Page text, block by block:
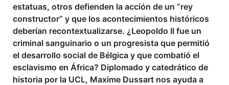
estatuas, otros defienden la acción de un “rey
constructor” y que los acontecimientos históricos
deberían recontextualizarse. ¿Leopoldo II fue un
criminal sanguinario o un progresista que permitió
el desarrollo social de Bélgica y que combatió el
esclavismo en África? Diplomado y catedrático de
historia por la UCL, Maxime Dussart nos ayuda a